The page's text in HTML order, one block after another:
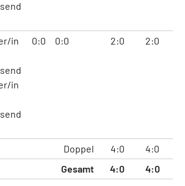
in
in
0:0 0:0 2:0 2:0
Doppel 4:0 4:0
Gesamt
4:0 4:0